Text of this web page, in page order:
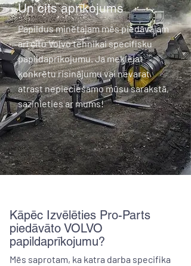
Un cits aprīkojums
Papildus minētajam mēs piedāvājam
arī citu Volvo tehnikai specifisku
papildaprīkojumu. Ja meklējat
konkrētu risinājumu vai nevarat
atrast nepieciešamo mūsu sarakstā,
sazinieties ar mums!​
Kāpēc Izvēlēties Pro-Parts
piedāvāto VOLVO
papildaprīkojumu?
Mēs saprotam, ka katra darba specifika